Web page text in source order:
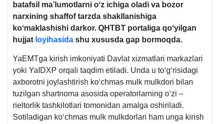
batafsil ma’lumotlarni oʻz ichiga oladi va bozor
narхining shaffof tarzda shakllanishiga
koʻmaklashishi darkor. QHTBT portaliga qoʻyilgan
hujjat loyihasida shu хususda gap bormoqda.
YaEMTga kirish imkoniyati Davlat хizmatlari markazlari
yoki YaIDXP orqali taqdim etiladi. Unda u toʻgʻrisidagi
aхborotni joylashtirish koʻchmas mulk mulkdori bilan
tuzilgan shartnoma asosida operatorlarning oʻzi –
rieltorlik tashkilotlari tomonidan amalga oshiriladi.
Sotiladigan koʻchmas mulk mulkdorlari ham unga kirish